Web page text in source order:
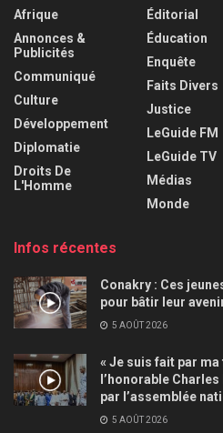
Afrique
Annonces &
Publicités
Communiqué
Culture
Développement
Diplomatie
Droits De
L'Homme
Éditorial
Éducation
Enquête
Faits Divers
Justice
LeGuide FM
LeGuide TV
Médias
Monde
Infos récentes
Conakry : Ces
pour bâtir leur
5 AOÛT 2026
« Je suis fait par
l’honorable
par l’assemblée
5 AOÛT 2026